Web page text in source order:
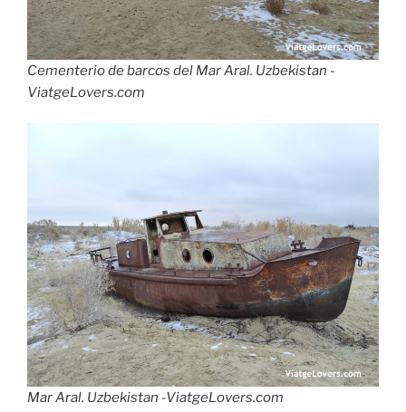
Cementerio de barcos del Mar Aral. Uzbekistan -
ViatgeLovers.com
Mar Aral. Uzbekistan -ViatgeLovers.com